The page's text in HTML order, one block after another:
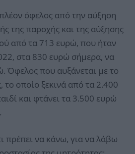
όφελος από την αύξηση
της παροχής και της αύξησης
από τα 713 ευρώ, που ήταν
στα 830 ευρώ σήμερα, να
Όφελος που αυξάνεται με το
το οποίο ξεκινά από τα 2.400
και φτάνει τα 3.500 ευρώ
πρέπει να κάνω, για να λάβω